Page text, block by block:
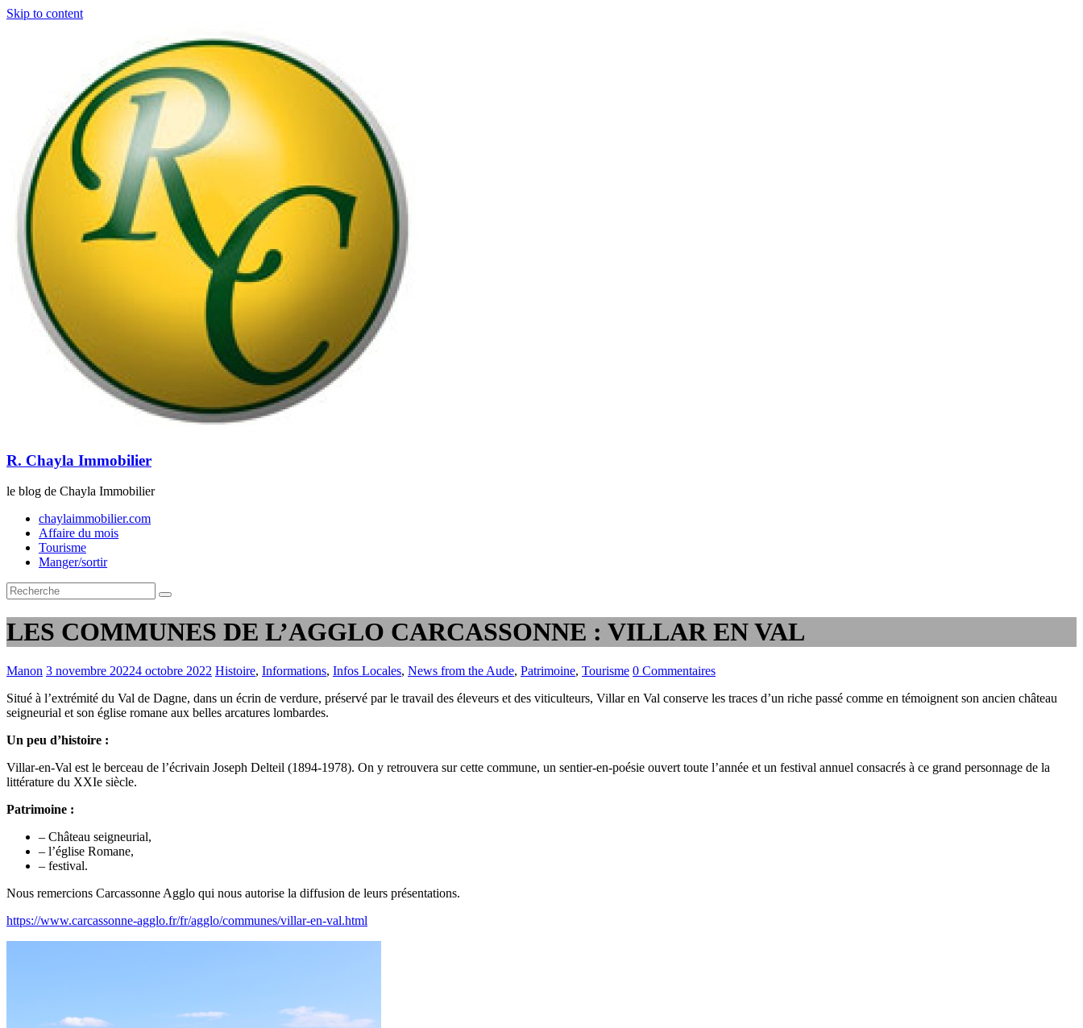
Skip to content
R. Chayla Immobilier
le blog de Chayla Immobilier
chaylaimmobilier.com
Affaire du mois
Tourisme
Manger/sortir
LES COMMUNES DE L’AGGLO CARCASSONNE : VILLAR EN VAL
Manon 3 novembre 20224 octobre 2022 Histoire, Informations, Infos Locales, News from the Aude, Patrimoine, Tourisme 0 Commentaires
Situé à l’extrémité du Val de Dagne, dans un écrin de verdure, préservé par le travail des éleveurs et des viticulteurs, Villar en Val conserve les traces d’un riche passé comme en témoignent son ancien château
seigneurial et son église romane aux belles arcatures lombardes.
Un peu d’histoire :
Villar-en-Val est le berceau de l’écrivain Joseph Delteil (1894-1978). On y retrouvera sur cette commune, un sentier-en-poésie ouvert toute l’année et un festival annuel consacrés à ce grand personnage de la
littérature du XXIe siècle.
Patrimoine :
– Château seigneurial,
– l’église Romane,
– festival.
Nous remercions Carcassonne Agglo qui nous autorise la diffusion de leurs présentations.
https://www.carcassonne-agglo.fr/fr/agglo/communes/villar-en-val.html